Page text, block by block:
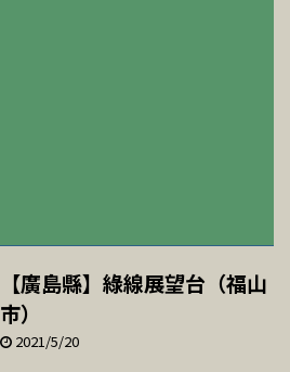
【廣島縣】綠線展望台（福山
市）
2021/5/20